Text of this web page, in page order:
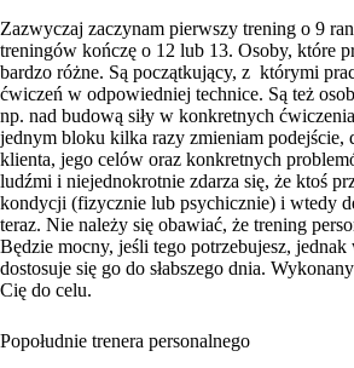
Zazwyczaj zaczynam pierwszy trening o 9
treningów kończę o 12 lub 13. Osoby, które
bardzo różne. Są początkujący, z którymi
ćwiczeń w odpowiedniej technice. Są też
np. nad budową siły w konkretnych
jednym bloku kilka razy zmieniam podejście,
klienta, jego celów oraz konkretnych
ludźmi i niejednokrotnie zdarza się, że ktoś
kondycji (fizycznie lub psychicznie) i wtedy
teraz. Nie należy się obawiać, że trening
Będzie mocny, jeśli tego potrzebujesz,
dostosuje się go do słabszego dnia.
Cię do celu.
Popołudnie trenera personalnego